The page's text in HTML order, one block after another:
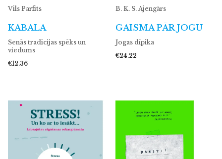
Vils Parfits
KABALA
Senās tradīcijas spēks un
viedums
€12.36
B. K. S. Ajengārs
GAISMA PĀR JOGU
Jogas dīpika
€24.22